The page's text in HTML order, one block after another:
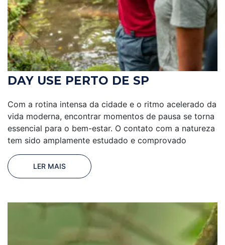
DAY USE PERTO DE SP
Com a rotina intensa da cidade e o ritmo acelerado da
vida moderna, encontrar momentos de pausa se torna
essencial para o bem-estar. O contato com a natureza
tem sido amplamente estudado e comprovado
LER MAIS